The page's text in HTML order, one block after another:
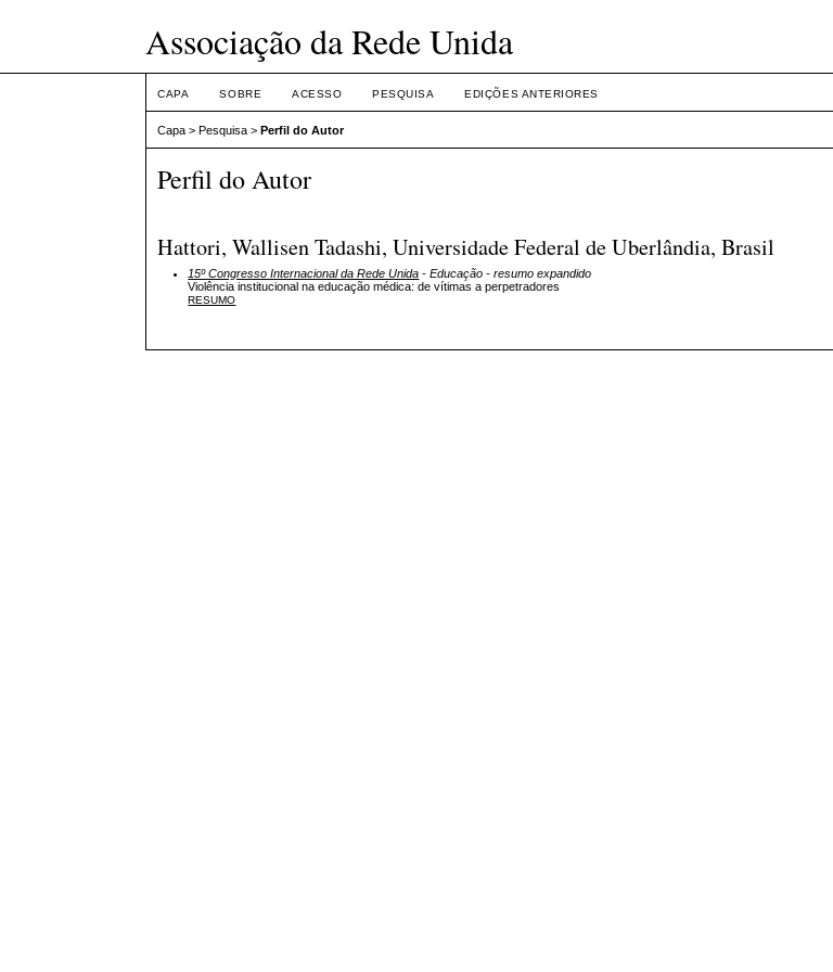
Associação da Rede Unida
CAPA SOBRE ACESSO PESQUISA EDIÇÕES ANTERIORES
Capa >Pesquisa >Perfil do Autor
Perfil do Autor
Hattori, Wallisen Tadashi, Universidade Federal de Uberlândia, Brasil
15º Congresso Internacional da Rede Unida - Educação - resumo expandido
Violência institucional na educação médica: de vítimas a perpetradores
RESUMO